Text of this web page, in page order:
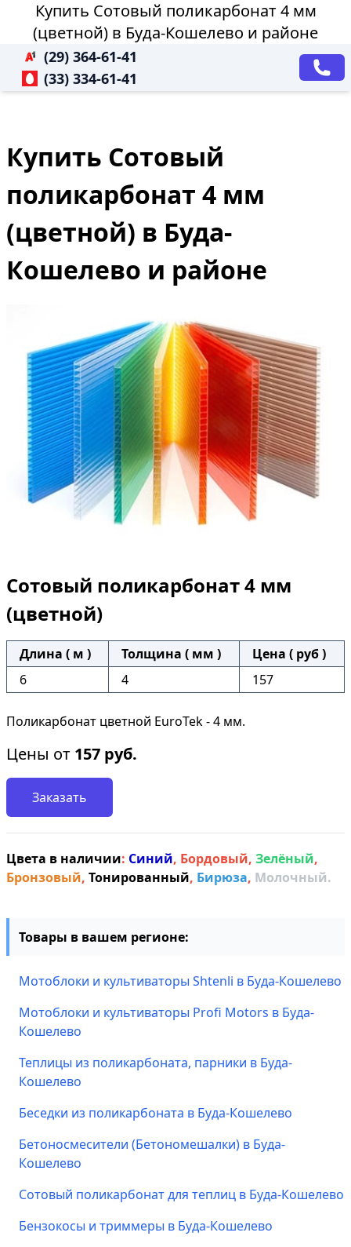
Купить Сотовый поликарбонат 4 мм
(цветной) в Буда-Кошелево и районе
(29) 364-61-41
(33) 334-61-41
Купить Сотовый
поликарбонат 4 мм
(цветной) в Буда-
Кошелево и районе
Сотовый поликарбонат 4 мм
(цветной)
Длина ( м ) Толщина ( мм )
Цена ( руб )
6
4 157
Поликарбонат цветной EuroTek - 4 мм.
Цены от 157 руб.
Заказать
Цвета в наличии: Синий, Бордовый, Зелёный,
Бронзовый, Тонированный, Бирюза, Молочный.
Товары в вашем регионе:
Мотоблоки и культиваторы Shtenli в Буда-Кошелево
Мотоблоки и культиваторы Profi Motors в Буда-
Кошелево
Теплицы из поликарбоната, парники в Буда-
Кошелево
Беседки из поликарбоната в Буда-Кошелево
Бетоносмесители (Бетономешалки) в Буда-
Кошелево
Сотовый поликарбонат для теплиц в Буда-Кошелево
Бензокосы и триммеры в Буда-Кошелево